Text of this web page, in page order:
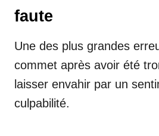
faute
Une des plus grandes
commet après avoir été
laisser envahir par un
culpabilité.